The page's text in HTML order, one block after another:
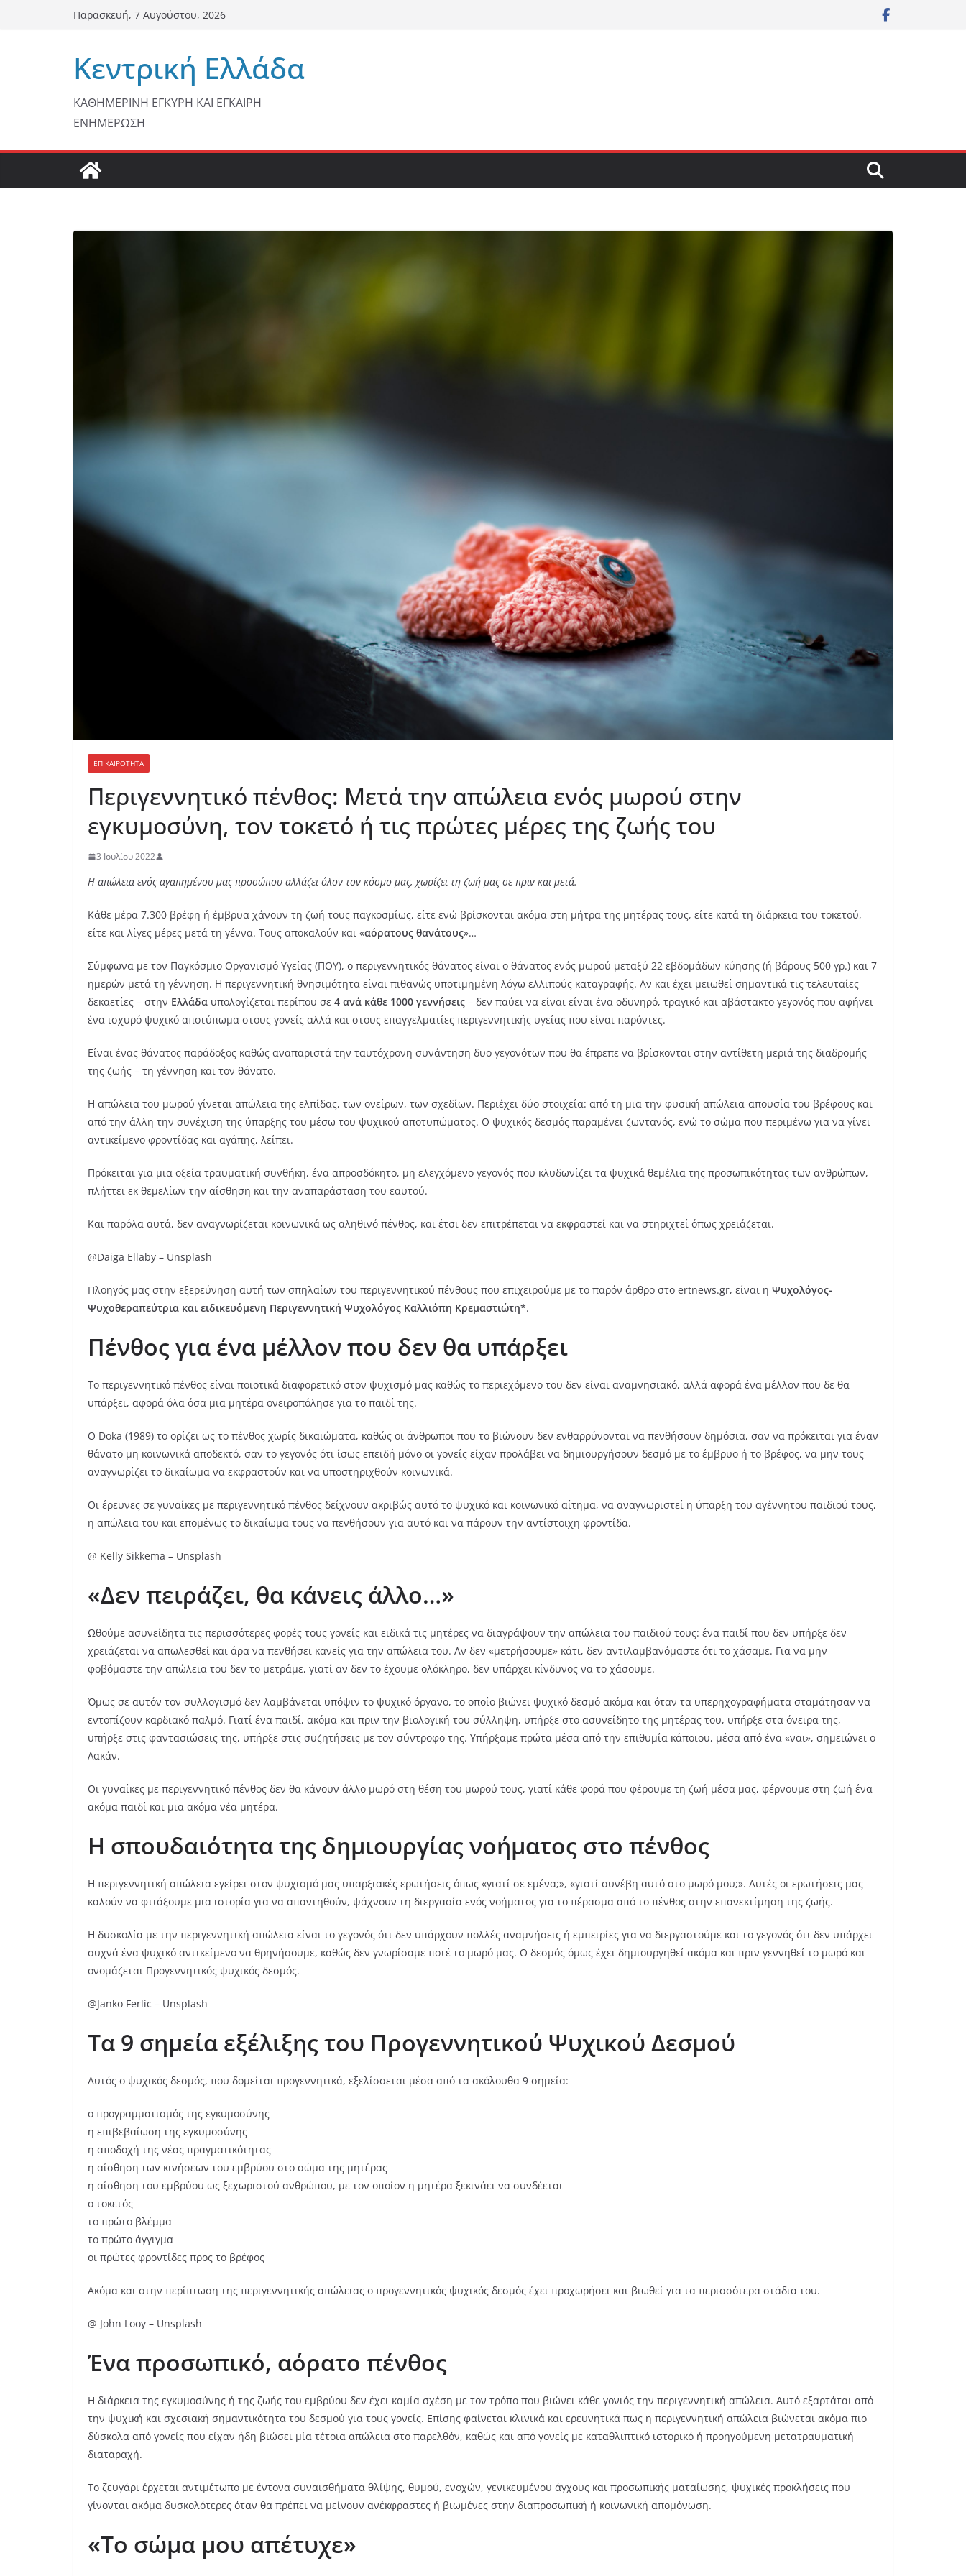
Παρασκευή, 7 Αυγούστου, 2026
Κεντρική Ελλάδα
ΚΑΘΗΜΕΡΙΝΗ ΕΓΚΥΡΗ ΚΑΙ ΕΓΚΑΙΡΗ
ΕΝΗΜΕΡΩΣΗ
ΕΠΙΚΑΙΡΟΤΗΤΑ
Περιγεννητικό πένθος: Μετά την απώλεια ενός μωρού στην
εγκυμοσύνη, τον τοκετό ή τις πρώτες μέρες της ζωής του
3 Ιουλίου 2022
Η απώλεια ενός αγαπημένου μας προσώπου αλλάζει όλον τον κόσμο μας, χωρίζει τη ζωή μας σε πριν και μετά.
Κάθε μέρα 7.300 βρέφη ή έμβρυα χάνουν τη ζωή τους παγκοσμίως, είτε ενώ βρίσκονται ακόμα στη μήτρα της μητέρας τους, είτε κατά τη διάρκεια του τοκετού,
είτε και λίγες μέρες μετά τη γέννα. Τους αποκαλούν και «αόρατους θανάτους»…
Σύμφωνα με τον Παγκόσμιο Οργανισμό Υγείας (ΠΟΥ), ο περιγεννητικός θάνατος είναι ο θάνατος ενός μωρού μεταξύ 22 εβδομάδων κύησης (ή βάρους 500 γρ.) και 7
ημερών μετά τη γέννηση. Η περιγεννητική θνησιμότητα είναι πιθανώς υποτιμημένη λόγω ελλιπούς καταγραφής. Αν και έχει μειωθεί σημαντικά τις τελευταίες
δεκαετίες – στην Ελλάδα υπολογίζεται περίπου σε 4 ανά κάθε 1000 γεννήσεις – δεν παύει να είναι είναι ένα οδυνηρό, τραγικό και αβάστακτο γεγονός που αφήνει
ένα ισχυρό ψυχικό αποτύπωμα στους γονείς αλλά και στους επαγγελματίες περιγεννητικής υγείας που είναι παρόντες.
Είναι ένας θάνατος παράδοξος καθώς αναπαριστά την ταυτόχρονη συνάντηση δυο γεγονότων που θα έπρεπε να βρίσκονται στην αντίθετη μεριά της διαδρομής
της ζωής – τη γέννηση και τον θάνατο.
Η απώλεια του μωρού γίνεται απώλεια της ελπίδας, των ονείρων, των σχεδίων. Περιέχει δύο στοιχεία: από τη μια την φυσική απώλεια-απουσία του βρέφους και
από την άλλη την συνέχιση της ύπαρξης του μέσω του ψυχικού αποτυπώματος. Ο ψυχικός δεσμός παραμένει ζωντανός, ενώ το σώμα που περιμένω για να γίνει
αντικείμενο φροντίδας και αγάπης, λείπει.
Πρόκειται για μια οξεία τραυματική συνθήκη, ένα απροσδόκητο, μη ελεγχόμενο γεγονός που κλυδωνίζει τα ψυχικά θεμέλια της προσωπικότητας των ανθρώπων,
πλήττει εκ θεμελίων την αίσθηση και την αναπαράσταση του εαυτού.
Και παρόλα αυτά, δεν αναγνωρίζεται κοινωνικά ως αληθινό πένθος, και έτσι δεν επιτρέπεται να εκφραστεί και να στηριχτεί όπως χρειάζεται.
@Daiga Ellaby – Unsplash
Πλοηγός μας στην εξερεύνηση αυτή των σπηλαίων του περιγεννητικού πένθους που επιχειρούμε με το παρόν άρθρο στο ertnews.gr, είναι η Ψυχολόγος-
Ψυχοθεραπεύτρια και ειδικευόμενη Περιγεννητική Ψυχολόγος Καλλιόπη Κρεμαστιώτη*.
Πένθος για ένα μέλλον που δεν θα υπάρξει
Το περιγεννητικό πένθος είναι ποιοτικά διαφορετικό στον ψυχισμό μας καθώς το περιεχόμενο του δεν είναι αναμνησιακό, αλλά αφορά ένα μέλλον που δε θα
υπάρξει, αφορά όλα όσα μια μητέρα ονειροπόλησε για το παιδί της.
Ο Doka (1989) το ορίζει ως το πένθος χωρίς δικαιώματα, καθώς οι άνθρωποι που το βιώνουν δεν ενθαρρύνονται να πενθήσουν δημόσια, σαν να πρόκειται για έναν
θάνατο μη κοινωνικά αποδεκτό, σαν το γεγονός ότι ίσως επειδή μόνο οι γονείς είχαν προλάβει να δημιουργήσουν δεσμό με το έμβρυο ή το βρέφος, να μην τους
αναγνωρίζει το δικαίωμα να εκφραστούν και να υποστηριχθούν κοινωνικά.
Οι έρευνες σε γυναίκες με περιγεννητικό πένθος δείχνουν ακριβώς αυτό το ψυχικό και κοινωνικό αίτημα, να αναγνωριστεί η ύπαρξη του αγέννητου παιδιού τους,
η απώλεια του και επομένως το δικαίωμα τους να πενθήσουν για αυτό και να πάρουν την αντίστοιχη φροντίδα.
@ Kelly Sikkema – Unsplash
«Δεν πειράζει, θα κάνεις άλλο…»
Ωθούμε ασυνείδητα τις περισσότερες φορές τους γονείς και ειδικά τις μητέρες να διαγράψουν την απώλεια του παιδιού τους: ένα παιδί που δεν υπήρξε δεν
χρειάζεται να απωλεσθεί και άρα να πενθήσει κανείς για την απώλεια του. Αν δεν «μετρήσουμε» κάτι, δεν αντιλαμβανόμαστε ότι το χάσαμε. Για να μην
φοβόμαστε την απώλεια του δεν το μετράμε, γιατί αν δεν το έχουμε ολόκληρο, δεν υπάρχει κίνδυνος να το χάσουμε.
Όμως σε αυτόν τον συλλογισμό δεν λαμβάνεται υπόψιν το ψυχικό όργανο, το οποίο βιώνει ψυχικό δεσμό ακόμα και όταν τα υπερηχογραφήματα σταμάτησαν να
εντοπίζουν καρδιακό παλμό. Γιατί ένα παιδί, ακόμα και πριν την βιολογική του σύλληψη, υπήρξε στο ασυνείδητο της μητέρας του, υπήρξε στα όνειρα της,
υπήρξε στις φαντασιώσεις της, υπήρξε στις συζητήσεις με τον σύντροφο της. Υπήρξαμε πρώτα μέσα από την επιθυμία κάποιου, μέσα από ένα «ναι», σημειώνει ο
Λακάν.
Οι γυναίκες με περιγεννητικό πένθος δεν θα κάνουν άλλο μωρό στη θέση του μωρού τους, γιατί κάθε φορά που φέρουμε τη ζωή μέσα μας, φέρνουμε στη ζωή ένα
ακόμα παιδί και μια ακόμα νέα μητέρα.
Η σπουδαιότητα της δημιουργίας νοήματος στο πένθος
Η περιγεννητική απώλεια εγείρει στον ψυχισμό μας υπαρξιακές ερωτήσεις όπως «γιατί σε εμένα;», «γιατί συνέβη αυτό στο μωρό μου;». Αυτές οι ερωτήσεις μας
καλούν να φτιάξουμε μια ιστορία για να απαντηθούν, ψάχνουν τη διεργασία ενός νοήματος για το πέρασμα από το πένθος στην επανεκτίμηση της ζωής.
Η δυσκολία με την περιγεννητική απώλεια είναι το γεγονός ότι δεν υπάρχουν πολλές αναμνήσεις ή εμπειρίες για να διεργαστούμε και το γεγονός ότι δεν υπάρχει
συχνά ένα ψυχικό αντικείμενο να θρηνήσουμε, καθώς δεν γνωρίσαμε ποτέ το μωρό μας. Ο δεσμός όμως έχει δημιουργηθεί ακόμα και πριν γεννηθεί το μωρό και
ονομάζεται Προγεννητικός ψυχικός δεσμός.
@Janko Ferlic – Unsplash
Τα 9 σημεία εξέλιξης του Προγεννητικού Ψυχικού Δεσμού
Αυτός ο ψυχικός δεσμός, που δομείται προγεννητικά, εξελίσσεται μέσα από τα ακόλουθα 9 σημεία:
ο προγραμματισμός της εγκυμοσύνης
η επιβεβαίωση της εγκυμοσύνης
η αποδοχή της νέας πραγματικότητας
η αίσθηση των κινήσεων του εμβρύου στο σώμα της μητέρας
η αίσθηση του εμβρύου ως ξεχωριστού ανθρώπου, με τον οποίον η μητέρα ξεκινάει να συνδέεται
ο τοκετός
το πρώτο βλέμμα
το πρώτο άγγιγμα
οι πρώτες φροντίδες προς το βρέφος
Ακόμα και στην περίπτωση της περιγεννητικής απώλειας ο προγεννητικός ψυχικός δεσμός έχει προχωρήσει και βιωθεί για τα περισσότερα στάδια του.
@ John Looy – Unsplash
Ένα προσωπικό, αόρατο πένθος
Η διάρκεια της εγκυμοσύνης ή της ζωής του εμβρύου δεν έχει καμία σχέση με τον τρόπο που βιώνει κάθε γονιός την περιγεννητική απώλεια. Αυτό εξαρτάται από
την ψυχική και σχεσιακή σημαντικότητα του δεσμού για τους γονείς. Επίσης φαίνεται κλινικά και ερευνητικά πως η περιγεννητική απώλεια βιώνεται ακόμα πιο
δύσκολα από γονείς που είχαν ήδη βιώσει μία τέτοια απώλεια στο παρελθόν, καθώς και από γονείς με καταθλιπτικό ιστορικό ή προηγούμενη μετατραυματική
διαταραχή.
Το ζευγάρι έρχεται αντιμέτωπο με έντονα συναισθήματα θλίψης, θυμού, ενοχών, γενικευμένου άγχους και προσωπικής ματαίωσης, ψυχικές προκλήσεις που
γίνονται ακόμα δυσκολότερες όταν θα πρέπει να μείνουν ανέκφραστες ή βιωμένες στην διαπροσωπική ή κοινωνική απομόνωση.
«Το σώμα μου απέτυχε»